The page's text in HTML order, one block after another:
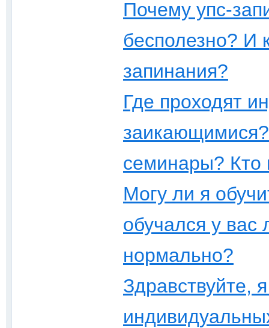
Почему упс-
бесполезно? И
запинания?
Где проходят
семинары? Кто
Могу ли я
обучался у вас
нормально?
Здравствуйте,